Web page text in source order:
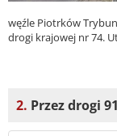
węźle Piotrków
drogi krajowej nr 74.
2. Przez drogi 91